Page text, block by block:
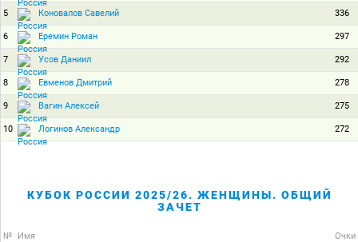
5 Коновалов Савелий 336
6 Еремин Роман 297
7 Усов Даниил 292
8 Евменов Дмитрий 278
9 Вагин Алексей 275
10 Логинов Александр 272
КУБОК РОССИИ 2025/26. ЖЕНЩИНЫ. ОБЩИЙ
ЗАЧЕТ
№ Имя Очки